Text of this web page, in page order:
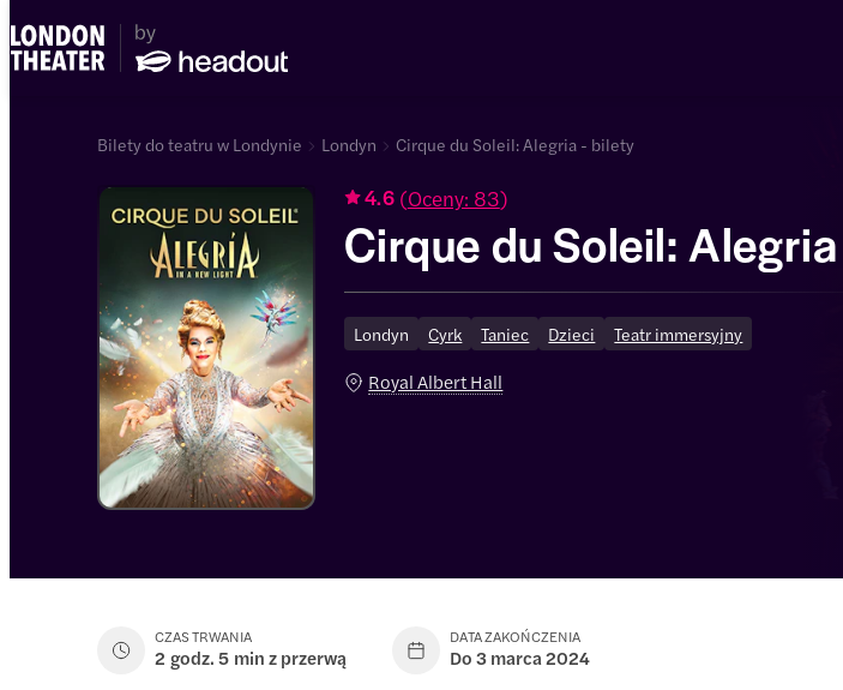
Bilety do teatru w Londynie Londyn Cirque du Soleil: Alegria - bilety
4.6 (Oceny: 83)
Cirque du Soleil: Alegria
Londyn Cyrk Taniec Dzieci Teatr immersyjny
Royal Albert Hall
CZAS TRWANIA
2 godz. 5 min z przerwą
DATA ZAKOŃCZENIA
Do 3 marca 2024